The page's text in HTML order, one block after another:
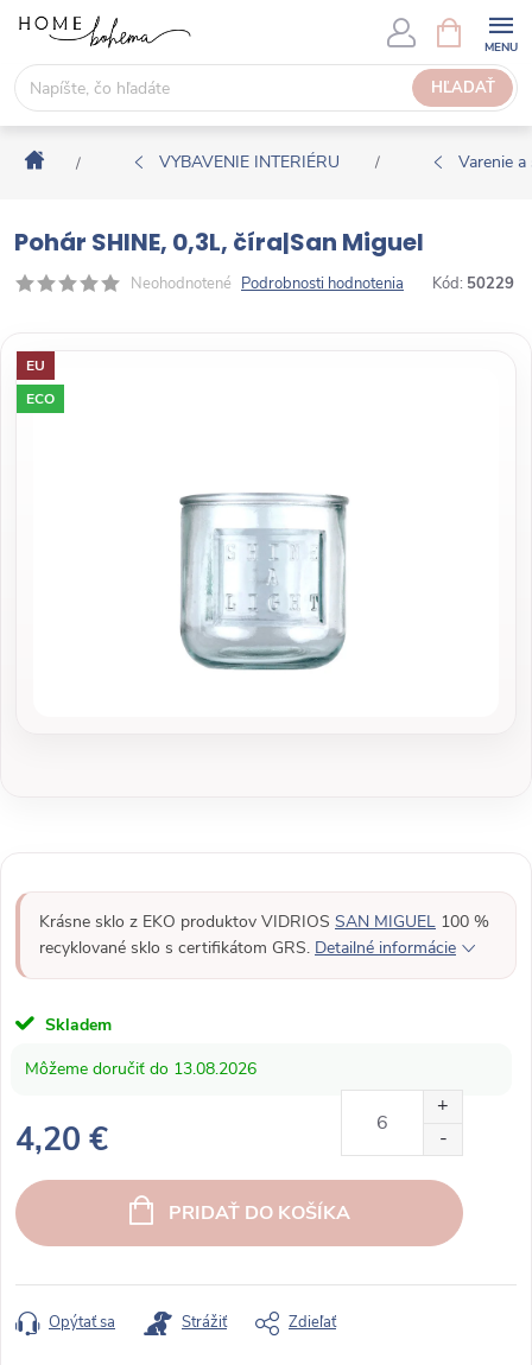
s
HĽADAŤ
Á
K
U
P
N
Í
Domov
/ VYBAVENIE INTERIÉRU / Varenie
Pohár SHINE, 0,3L, číra|San Miguel
Neohodnotené Podrobnosti hodnotenia Kód: 50229
EU
ECO
Krásne sklo z EKO produktov VIDRIOS SAN MIGUEL 100 %
recyklované sklo s certifikátom GRS. Detailné informácie
Skladem
13.08.2026
4,20 €
e
d
o
t
PRIDAŤ DO KOŠÍKA
Opýtať sa Strážiť Zdieľať